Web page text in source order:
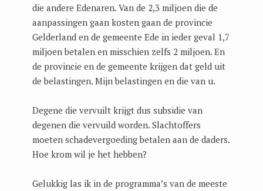
die andere Edenaren. Van de 2,3 miljoen die de
aanpassingen gaan kosten gaan de provincie
Gelderland en de gemeente Ede in ieder geval 1,7
miljoen betalen en misschien zelfs 2 miljoen. En
de provincie en de gemeente krijgen dat geld uit
de belastingen. Mijn belastingen en die van u.
Degene die vervuilt krijgt dus subsidie van
degenen die vervuild worden. Slachtoffers
moeten schadevergoeding betalen aan de daders.
Hoe krom wil je het hebben?
Gelukkig las ik in de programma’s van de meeste